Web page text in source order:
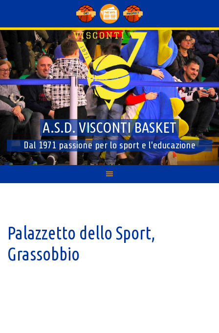
content
A.S.D. VISCONTI BASKET
Dal 1971 passione per lo sport e l'educazione
Palazzetto dello Sport,
Grassobbio